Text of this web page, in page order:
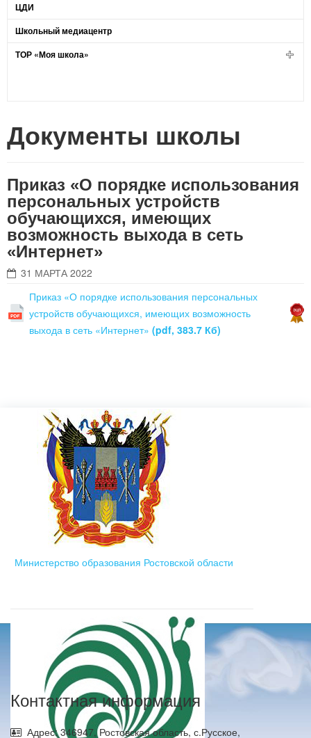
ЦДИ
Школьный медиацентр
ТОР «Моя школа»
Документы школы
Приказ «О порядке использования
персональных устройств
обучающихся, имеющих
возможность выхода в сеть
«Интернет»
31 МАРТА 2022
Приказ «О порядке использования персональных
устройств обучающихся, имеющих возможность
выхода в сеть «Интернет» (pdf, 383.7 Кб)
Министерство образования Ростовской области
Контактная информация
Адрес: 346947, Ростовская область, с.Русское,